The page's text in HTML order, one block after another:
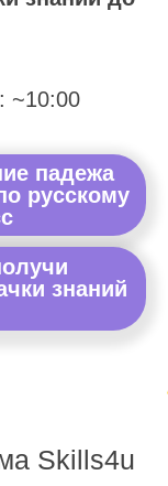
~10:00
падежа
русскому
знаний
Skills4u